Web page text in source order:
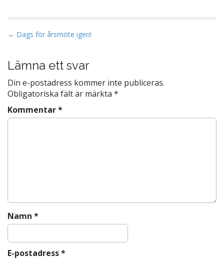
b
o
k
P
s
t
n
a
v
n
← Dags för årsmöte igen!
Lämna ett svar
Din e-postadress kommer inte publiceras.
Obligatoriska fält är märkta *
Kommentar*
Namn *
E-postadress*